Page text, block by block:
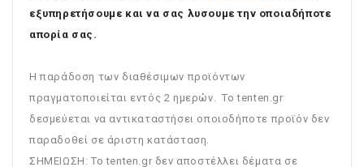
εξυπηρετήσουμε και να σας λυσουμε την οποιαδήποτε
απορία σας.
Η παράδοση των διαθέσιμων προϊόντων
πραγματοποιείται εντός 2 ημερών. Το tenten.gr
δεσμεύεται να αντικαταστήσει οποιοδήποτε προϊόν δεν
παραδοθεί σε άριστη κατάσταση.
ΣΗΜΕΙΩΣΗ: To tenten.gr δεν αποστέλλει δέματα σε